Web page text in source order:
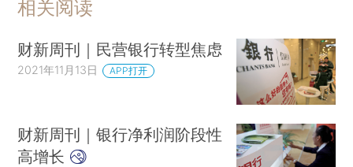
相关阅读
财新周刊｜民营银行转型焦虑
2021年11月13日 APP打开
财新周刊｜银行净利润阶段性
高增长